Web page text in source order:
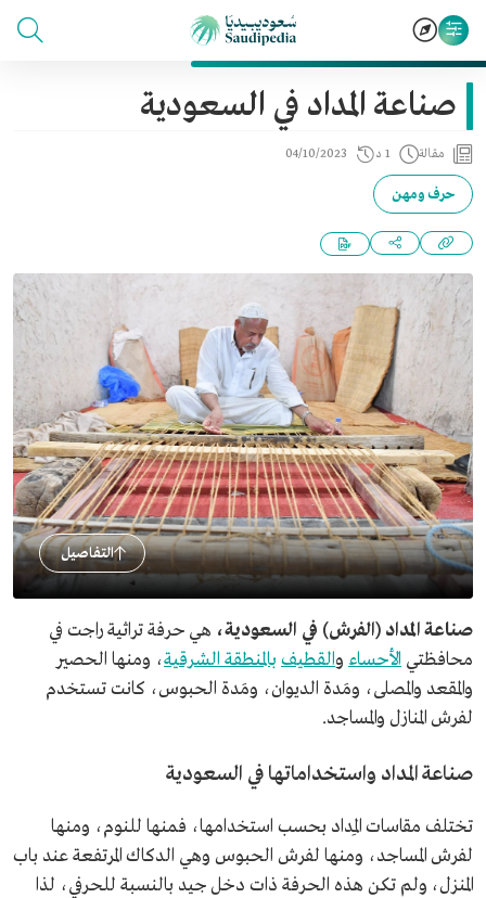
صناعة المداد في السعودية
مقالة 1 د 04/10/2023
حرف ومهن
التفاصيل
صناعة المداد (الفرش) في السعودية، هي حرفة تراثية راجت في
محافظتي الأحساء والقطيف بالمنطقة الشرقية، ومنها الحصير
والمقعد والمصلى، ومَدة الديوان، ومَدة الحبوس، كانت تستخدم
لفرش المنازل والمساجد.
صناعة المداد واستخداماتها في السعودية
تختلف مقاسات المِداد بحسب استخدامها، فمنها للنوم، ومنها
لفرش المساجد، ومنها لفرش الحبوس وهي الدكاك المرتفعة عند باب
المنزل، ولم تكن هذه الحرفة ذات دخل جيد بالنسبة للحرفي، لذا